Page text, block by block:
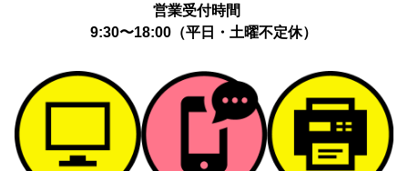
よる安全な電送、又は管理コンソールからの連携。
提供先：広告配信事業者（例：Google LLC等）。
個人情報の取り扱いに関する契約：提供先と個人情報取扱い契約
す。
お客様の個人情報は、以下掲げる場合以外に、事前にご本人の同意
無く第三者に提供することはありません。
法令に基づく場合
営業受付時間
9:30〜18:00（平日・土曜不定休）